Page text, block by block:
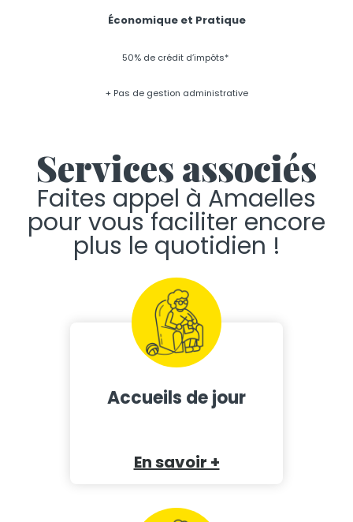
Économique et Pratique
50% de crédit d’impôts*
+ Pas de gestion administrative
Services associés
Faites appel à Amaelles
pour vous faciliter encore
plus le quotidien !
Accueils de jour
En savoir +